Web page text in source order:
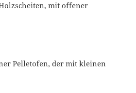
mit offener
Pelletofen, der mit kleinen